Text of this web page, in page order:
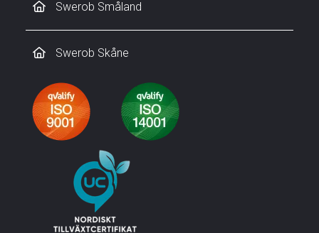
Swerob Småland
Swerob Skåne